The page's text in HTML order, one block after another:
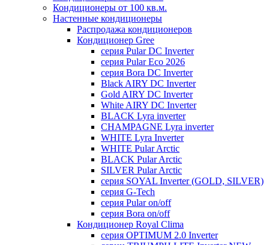
Кондиционеры от 100 кв.м.
Настенные кондиционеры
Распродажа кондиционеров
Кондиционер Gree
серия Pular DC Inverter
серия Pular Eco 2026
серия Bora DC Inverter
Black AIRY DC Inverter
Gold AIRY DC Inverter
White AIRY DC Inverter
BLACK Lyra inverter
CHAMPAGNE Lyra inverter
WHITE Lyra Inverter
WHITE Pular Arctic
BLACK Pular Arctic
SILVER Pular Arctic
серия SOYAL Inverter (GOLD, SILVER)
серия G-Tech
серия Pular on/off
серия Bora on/off
Кондиционер Royal Clima
серия OPTIMUM 2.0 Inverter